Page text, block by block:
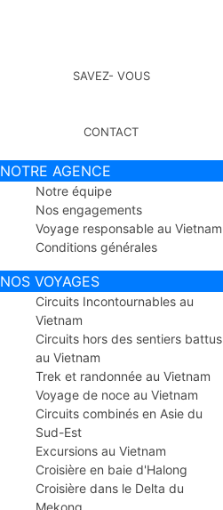
SAVEZ- VOUS
CONTACT
NOTRE AGENCE
Notre équipe
Nos engagements
Voyage responsable au Vietnam
Conditions générales
NOS VOYAGES
Circuits Incontournables au
Vietnam
Circuits hors des sentiers battus
au Vietnam
Trek et randonnée au Vietnam
Voyage de noce au Vietnam
Circuits combinés en Asie du
Sud-Est
Excursions au Vietnam
Croisière en baie d'Halong
Croisière dans le Delta du
Mekong